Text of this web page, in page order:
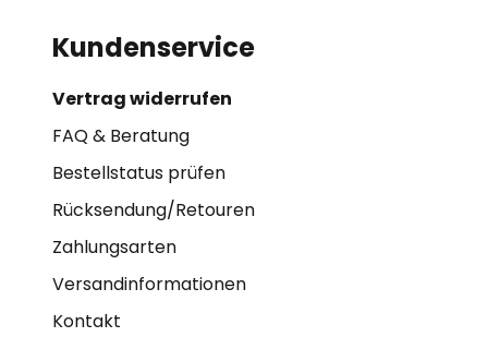
Kundenservice
Vertrag widerrufen
FAQ & Beratung
Bestellstatus prüfen
Rücksendung/Retouren
Zahlungsarten
Versandinformationen
Kontakt